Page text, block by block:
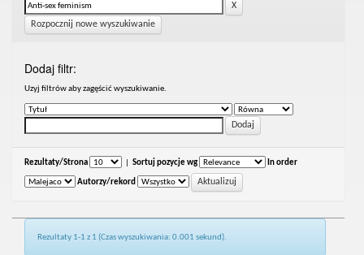
Rozpocznij nowe wyszukiwanie
Dodaj filtr:
Uzyj filtrów aby zagęścić wyszukiwanie.
Rezultaty/Strona Sortuj pozycje wg In order
Autorzy/rekord
Rezultaty 1-1 z 1 (Czas wyszukiwania: 0.001 sekund).